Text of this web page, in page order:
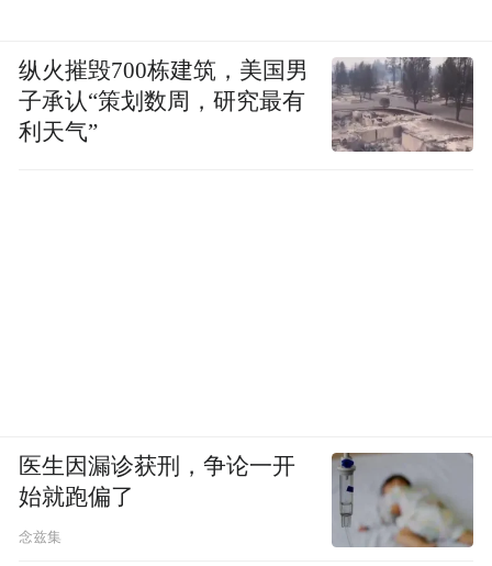
纵火摧毁700栋建筑，美国男
子承认“策划数周，研究最有
利天气”
医生因漏诊获刑，争论一开
始就跑偏了
念兹集